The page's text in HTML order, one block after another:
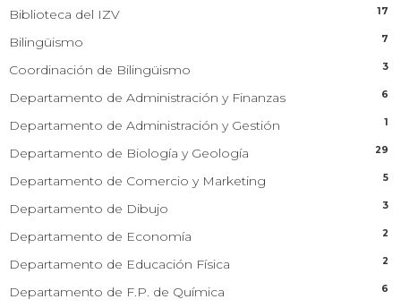
Biblioteca del IZV 17
Bilingüismo 7
Coordinación de Bilingüismo 3
Departamento de Administración y Finanzas 6
Departamento de Administración y Gestión 1
Departamento de Biología y Geología 29
Departamento de Comercio y Marketing 5
Departamento de Dibujo 3
Departamento de Economía 2
Departamento de Educación Física 2
Departamento de F.P. de Química 6